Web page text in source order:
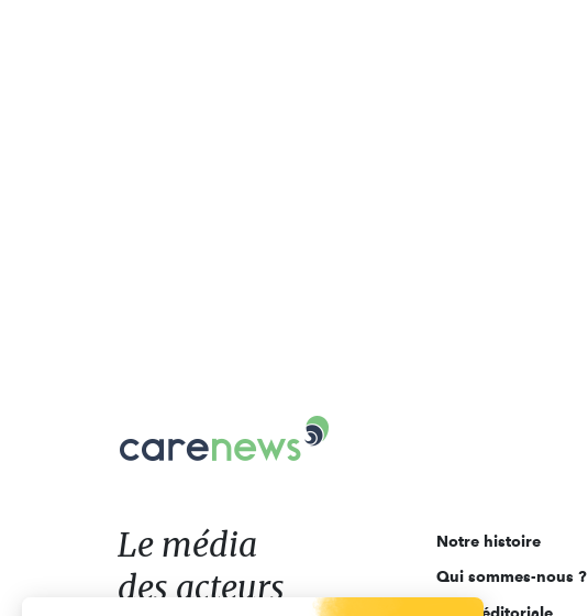
Le
acteurs
de
l'engagement
Le média
des acteurs
Notre histoire
Qui sommes-nous ?